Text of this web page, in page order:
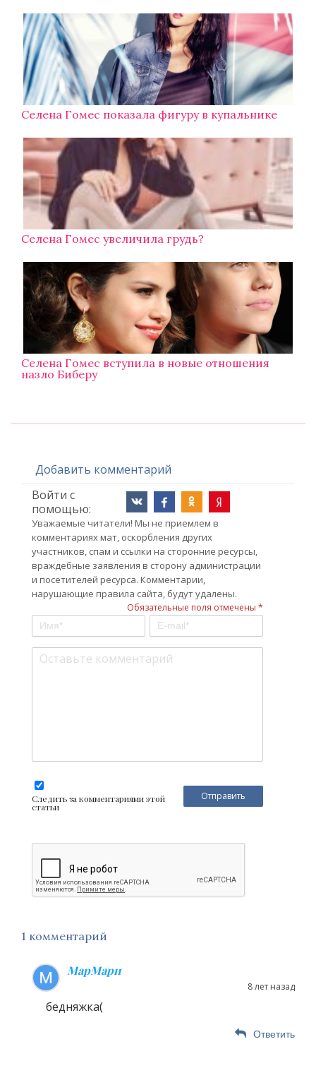
Селена Гомес показала фигуру в купальнике
Селена Гомес увеличила грудь?
Селена Гомес вступила в новые отношения
назло Биберу
Добавить комментарий
Войти с
помощью:
Уважаемые читатели! Мы не приемлем в
комментариях мат, оскорбления других
участников, спам и ссылки на сторонние ресурсы,
враждебные заявления в сторону администрации
и посетителей ресурса. Комментарии,
нарушающие правила сайта, будут удалены.
Обязательные поля отмечены *
Следить за комментариями этой
статьи
1 комментарий
МарМари
8 лет назад
бедняжка(
Ответить